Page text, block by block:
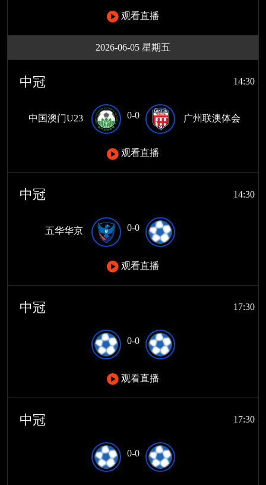
观看直播
2026-06-05 星期五
中冠 14:30
中国澳门U23 0-0 广州联澳体会
观看直播
中冠 14:30
五华华京 0-0
观看直播
中冠 17:30
0-0
观看直播
中冠 17:30
0-0